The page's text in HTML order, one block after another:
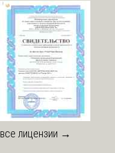
все лицензии →